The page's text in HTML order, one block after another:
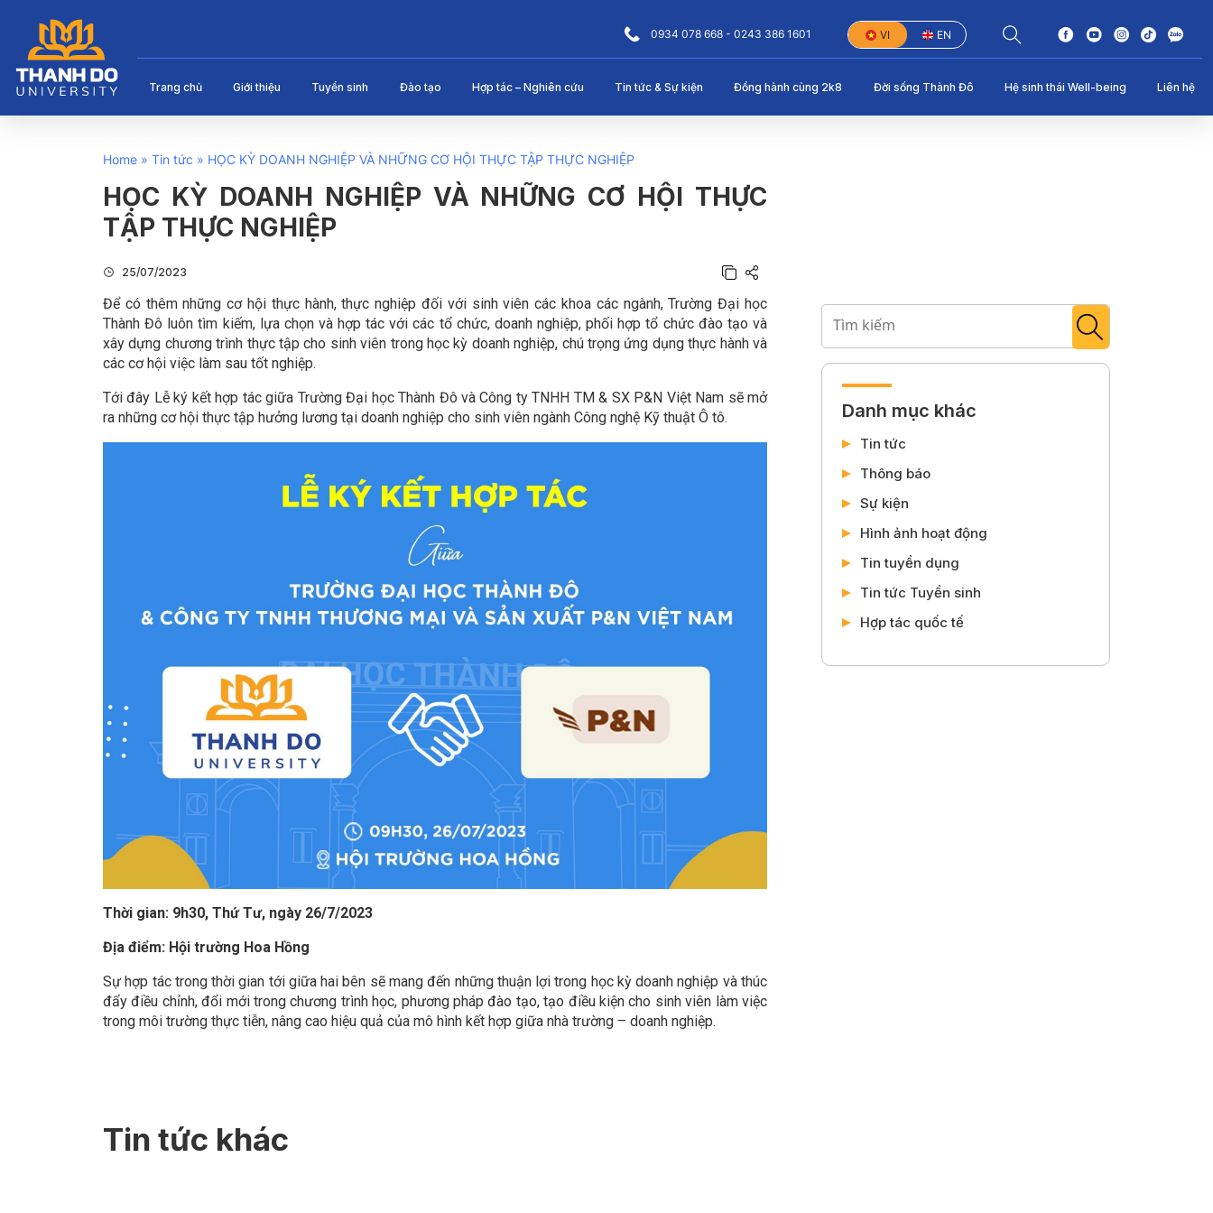
0934 078 668 - 0243 386 1601 VI EN
Trang chủ Giới thiệu Tuyển sinh Đào tạo Hợp tác – Nghiên cứu Tin tức & Sự kiện Đồng hành cùng 2k8 Đời sống Thành Đô Hệ sinh thái Well-being Liên hệ
Home » Tin tức » HỌC KỲ DOANH NGHIỆP VÀ NHỮNG CƠ HỘI THỰC TẬP THỰC NGHIỆP
HỌC KỲ DOANH NGHIỆP VÀ NHỮNG CƠ HỘI THỰC
TẬP THỰC NGHIỆP
25/07/2023
Để có thêm những cơ hội thực hành, thực nghiệp đối với sinh viên các khoa các ngành, Trường Đại học
Thành Đô luôn tìm kiếm, lựa chọn và hợp tác với các tổ chức, doanh nghiệp, phối hợp tổ chức đào tạo và
xây dựng chương trình thực tập cho sinh viên trong học kỳ doanh nghiệp, chú trọng ứng dụng thực hành và
các cơ hội việc làm sau tốt nghiệp.
Tới đây Lễ ký kết hợp tác giữa Trường Đại học Thành Đô và Công ty TNHH TM & SX P&N Việt Nam sẽ mở
ra những cơ hội thực tập hưởng lương tại doanh nghiệp cho sinh viên ngành Công nghệ Kỹ thuật Ô tô.
Thời gian: 9h30, Thứ Tư, ngày 26/7/2023
Địa điểm: Hội trường Hoa Hồng
Sự hợp tác trong thời gian tới giữa hai bên sẽ mang đến những thuận lợi trong học kỳ doanh nghiệp và thúc
đẩy điều chỉnh, đổi mới trong chương trình học, phương pháp đào tạo, tạo điều kiện cho sinh viên làm việc
trong môi trường thực tiễn, nâng cao hiệu quả của mô hình kết hợp giữa nhà trường – doanh nghiệp.
Danh mục khác
Tin tức
Thông báo
Sự kiện
Hình ảnh hoạt động
Tin tuyển dụng
Tin tức Tuyển sinh
Hợp tác quốc tế
Tin tức khác